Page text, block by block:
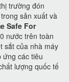
trường đón
sản xuất và
Safe For
nước trên toàn
sắt của nhà máy
ứng các tiêu
lượng quốc tế